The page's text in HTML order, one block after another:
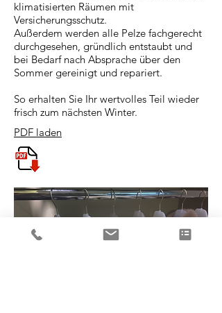
klimatisierten Räumen mit
Versicherungsschutz.
Außerdem werden alle Pelze fachgerecht
durchgesehen, gründlich entstaubt und
bei Bedarf nach Absprache über den
Sommer gereinigt und repariert.
So erhalten Sie Ihr wertvolles Teil wieder
frisch zum nächsten Winter.
PDF laden